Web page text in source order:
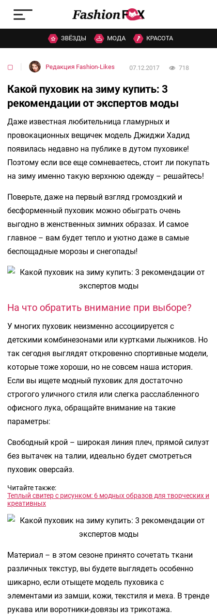
ЗВЁЗДЫ МОДА КРАСОТА
▢ Редакция Fashion-Likes 07.12.2017 718
Какой пуховик на зиму купить: 3
рекомендации от экспертов моды
Даже известная любительница гламурных и
провокационных вещичек модель Джиджи Хадид
появилась недавно на публике в дутом пуховике!
Поэтому если все еще сомневаетесь, стоит ли покупать
на зиму именно такую верхнюю одежду – решайтесь!
Поверьте, даже на первый взгляд громоздкий и
бесформенный пуховик можно обыграть очень
выгодно в женственных зимних образах. И самое
главное – вам будет тепло и уютно даже в самые
беспощадные морозы и снегопады!
На что обратить внимание при выборе?
У многих пуховик неизменно ассоциируется с
детскими комбинезонами или куртками лыжников. Но
так сегодня выглядят откровенно спортивные модели,
которые тоже хороши, но не совсем наша история.
Если вы ищете модный пуховик для достаточно
строгого уличного стиля или слегка расслабленного
офисного лука, обращайте внимание на такие
параметры:
Свободный крой – широкая линия плеч, прямой силуэт
без вытачек на талии, идеально будет смотреться
пуховик оверсайз.
Читайте также:
Теплый свитер с рисунком: 6 модных образов для творческих и
креативных
Материал – в этом сезоне принято сочетать ткани
различных текстур, вы будете выглядеть особенно
шикарно, если отыщете модель пуховика с
элементами из замши, кожи, текстиля и меха. В тренде
рукава или воротники-довязы из трикотажа.